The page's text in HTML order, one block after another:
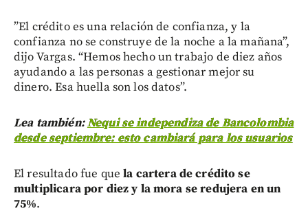
”El crédito es una relación de confianza, y la
confianza no se construye de la noche a la mañana”,
dijo Vargas. “Hemos hecho un trabajo de diez años
ayudando a las personas a gestionar mejor su
dinero. Esa huella son los datos”.
Lea también:Nequi se independiza de Bancolombia
desde septiembre: esto cambiará para los usuarios
El resultado fue quela cartera de crédito se
multiplicara por diez y la mora se redujera en un
75%.